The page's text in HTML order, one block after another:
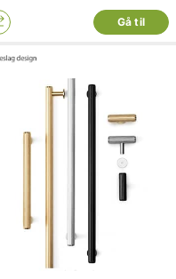
Gå til